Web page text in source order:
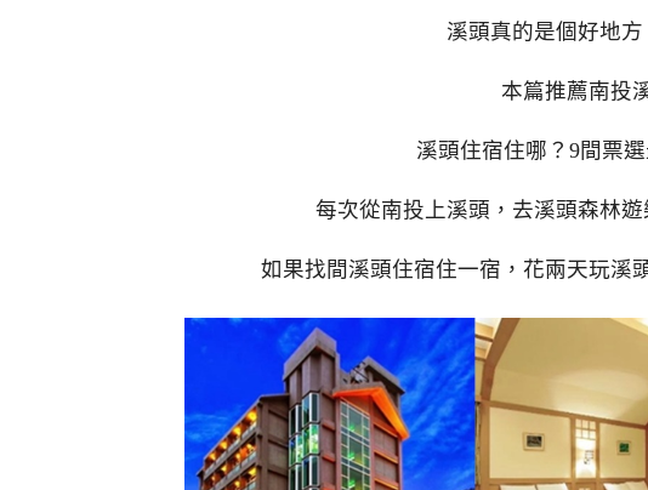
溪頭真的是個好地方
本篇推薦南投
溪頭住宿住哪？9間票
每次從南投上溪頭，去溪頭森林
如果找間溪頭住宿住一宿，花兩天玩溪